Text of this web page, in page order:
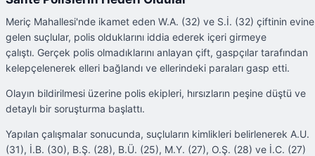
Meriç Mahallesi'nde ikamet eden W.A. (32) ve S.İ. (32) çiftinin evine
gelen suçlular, polis olduklarını iddia ederek içeri girmeye
çalıştı. Gerçek polis olmadıklarını anlayan çift, gaspçılar tarafından
kelepçelenerek elleri bağlandı ve ellerindeki paraları gasp etti.
Olayın bildirilmesi üzerine polis ekipleri, hırsızların peşine düştü ve
detaylı bir soruşturma başlattı.
Yapılan çalışmalar sonucunda, suçluların kimlikleri belirlenerek A.U.
(31), İ.B. (30), B.Ş. (28), B.Ü. (25), M.Y. (27), O.Ş. (28) ve İ.C. (27)